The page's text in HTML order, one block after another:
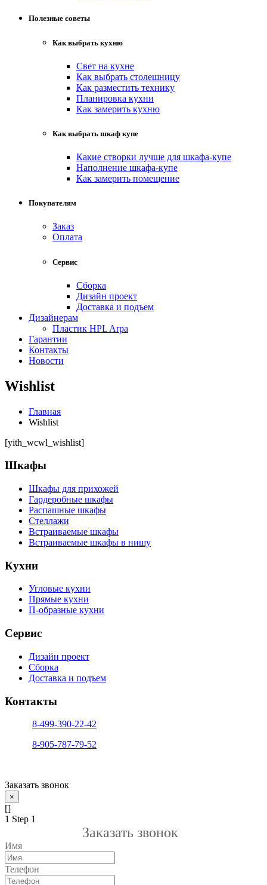
Полезные советы
Как выбрать кухню
Свет на кухне
Как выбрать столешницу
Как разместить технику
Планировка кухни
Как замерить кухню
Как выбрать шкаф купе
Какие створки лучше для шкафа-купе
Наполнение шкафа-купе
Как замерить помещение
Покупателям
Заказ
Оплата
Сервис
Сборка
Дизайн проект
Доставка и подъем
Дизайнерам
Пластик HPL Arpa
Гарантии
Контакты
Новости
Wishlist
Главная
Wishlist
[yith_wcwl_wishlist]
Шкафы
Шкафы для прихожей
Гардеробные шкафы
Распашные шкафы
Стеллажи
Встраиваемые шкафы
Встраиваемые шкафы в нишу
Кухни
Угловые кухни
Прямые кухни
П-образные кухни
Сервис
Дизайн проект
Сборка
Доставка и подъем
Контакты
8-499-390-22-42
8-905-787-79-52
Заказать звонок
×
[]
1 Step 1
Заказать звонок
Имя
Телефон